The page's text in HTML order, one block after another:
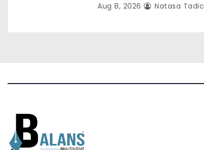
Aug 8, 2026 Natasa Tadic